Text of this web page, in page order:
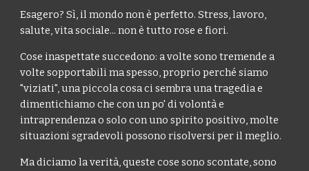
Esagero? Sì, il mondo non è perfetto. Stress, lavoro,
salute, vita sociale... non è tutto rose e fiori.
Cose inaspettate succedono: a volte sono tremende a
volte sopportabili ma spesso, proprio perché siamo
"viziati", una piccola cosa ci sembra una tragedia e
dimentichiamo che con un po' di volontà e
intraprendenza o solo con uno spirito positivo, molte
situazioni sgradevoli possono risolversi per il meglio.
Ma diciamo la verità, queste cose sono scontate, sono